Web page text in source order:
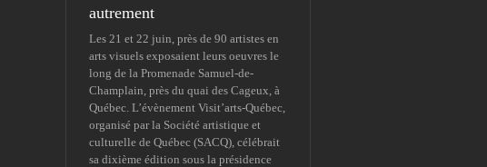
autrement
Les 21 et 22 juin, près de 90 artistes en
arts visuels exposaient leurs oeuvres le
long de la Promenade Samuel-de-
Champlain, près du quai des Cageux, à
Québec. L’évènement Visit’arts-Québec,
organisé par la Société artistique et
culturelle de Québec (SACQ), célébrait
sa dixième édition sous la présidence